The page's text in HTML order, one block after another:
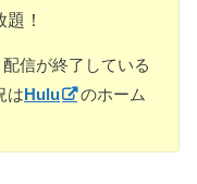
！
信が終了している
はHulu
のホーム